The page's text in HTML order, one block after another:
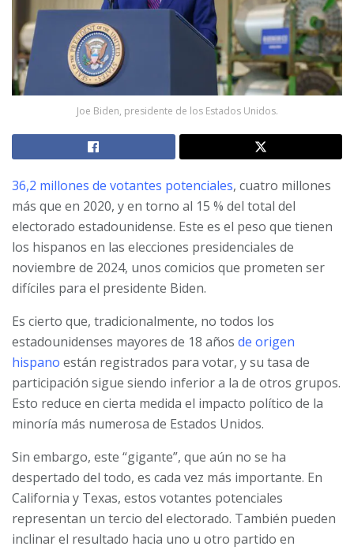
Joe Biden, presidente de los Estados Unidos.
36,2 millones de votantes potenciales, cuatro millones
más que en 2020, y en torno al 15 % del total del
electorado estadounidense. Este es el peso que tienen
los hispanos en las elecciones presidenciales de
noviembre de 2024, unos comicios que prometen ser
difíciles para el presidente Biden.
Es cierto que, tradicionalmente, no todos los
estadounidenses mayores de 18 años de origen
hispano están registrados para votar, y su tasa de
participación sigue siendo inferior a la de otros grupos.
Esto reduce en cierta medida el impacto político de la
minoría más numerosa de Estados Unidos.
Sin embargo, este “gigante”, que aún no se ha
despertado del todo, es cada vez más importante. En
California y Texas, estos votantes potenciales
representan un tercio del electorado. También pueden
inclinar el resultado hacia uno u otro partido en